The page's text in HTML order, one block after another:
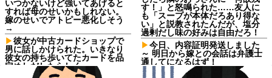
いつかないけど強いてあげると
すれば母のせいかもしれない。
嫁のせいでアトピー悪化しそう
→
彼女が中古カードショップで
男に話しかけられた。いきなり
彼女の持ち歩いてたカードを品
定めしだしたらしく…
す！」と怒鳴られた……友人に
も「スープが本体だろあり得な
い」と説教されたんだが、塩分
過剰だし味の好みは自由だろ！
今日、内容証明発送しました
～ 明日から嫁との会話は弁護士
通してになるはず！
【悲報】ショートスリーパー